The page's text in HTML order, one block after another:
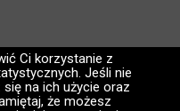
Ci korzystanie z
Jeśli nie
na ich użycie oraz
że możesz